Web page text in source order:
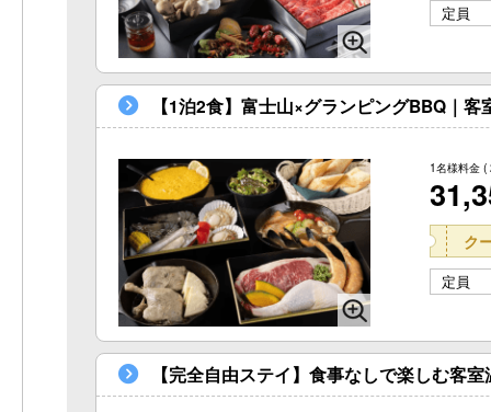
定員
【1泊2食】富士山×グランピングBBQ｜
1名様料金 (
ク
定員
【完全自由ステイ】食事なしで楽しむ客